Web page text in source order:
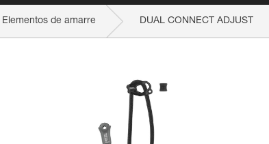
Elementos de amarre DUAL CONNECT ADJUST